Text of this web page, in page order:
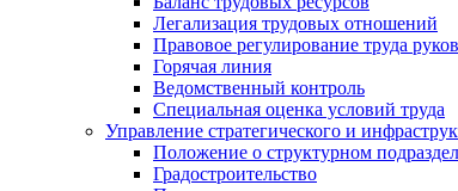
Легализация трудовых отношений
Правовое регулирование труда
Горячая линия
Ведомственный контроль
Специальная оценка условий труда
Управление стратегического и
Положение о структурном
Градостроительство